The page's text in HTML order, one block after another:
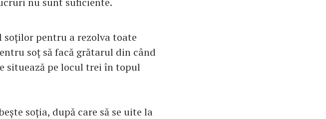
pentru a rezolva toate
soț să facă grătarul din când
situează pe locul trei în topul
soția, după care să se uite la